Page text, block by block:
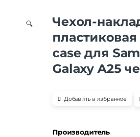
🔍
Чехол-
case для
Galaxy A25
Добавить в избранное
Производитель